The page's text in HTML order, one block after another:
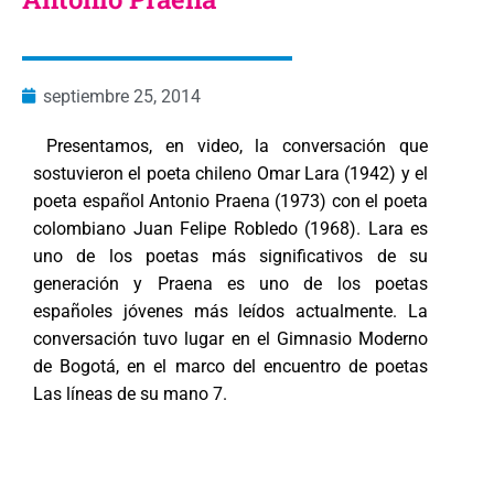
septiembre 25, 2014
Presentamos, en video, la conversación que
sostuvieron el poeta chileno Omar Lara (1942) y el
poeta español Antonio Praena (1973) con el poeta
colombiano Juan Felipe Robledo (1968). Lara es
uno de los poetas más significativos de su
generación y Praena es uno de los poetas
españoles jóvenes más leídos actualmente. La
conversación tuvo lugar en el Gimnasio Moderno
de Bogotá, en el marco del encuentro de poetas
Las líneas de su mano 7.